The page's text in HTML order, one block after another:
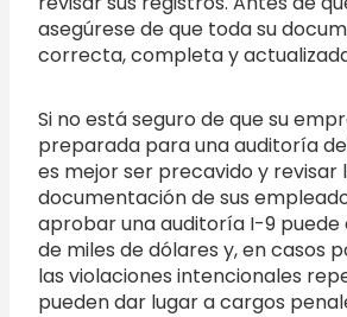
asegúrese de que toda su
correcta, completa y
Si no está seguro de que su
preparada para una auditoría
es mejor ser precavido y revisar
documentación de sus
aprobar una auditoría I-9
de miles de dólares y, en casos
las violaciones intencionales
pueden dar lugar a cargos